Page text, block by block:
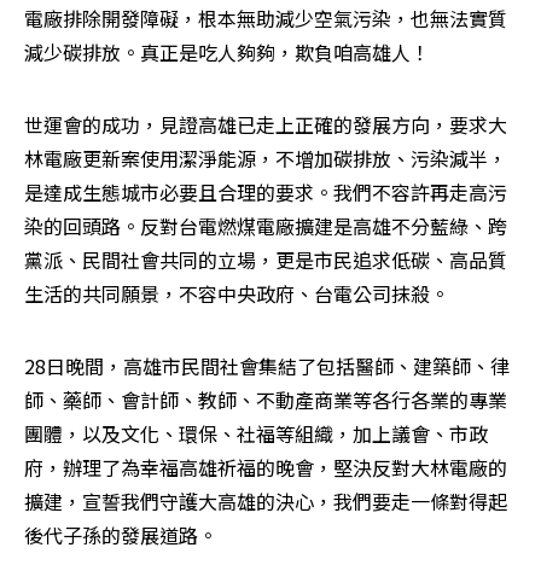
電廠排除開發障礙，根本無助減少空氣污染，也無法實質
減少碳排放。真正是吃人夠夠，欺負咱高雄人！
世運會的成功，見證高雄已走上正確的發展方向，要求大
林電廠更新案使用潔淨能源，不增加碳排放、污染減半，
是達成生態城市必要且合理的要求。我們不容許再走高污
染的回頭路。反對台電燃煤電廠擴建是高雄不分藍綠、跨
黨派、民間社會共同的立場，更是市民追求低碳、高品質
生活的共同願景，不容中央政府、台電公司抹殺。
28日晚間，高雄市民間社會集結了包括醫師、建築師、律
師、藥師、會計師、教師、不動產商業等各行各業的專業
團體，以及文化、環保、社福等組織，加上議會、市政
府，辦理了為幸福高雄祈福的晚會，堅決反對大林電廠的
擴建，宣誓我們守護大高雄的決心，我們要走一條對得起
後代子孫的發展道路。